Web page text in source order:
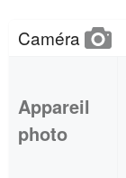
Caméra
Appareil
photo